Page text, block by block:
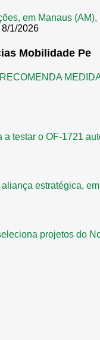
em Manaus
8/1/2026
Mobilidade Pe
a testar o OF-1721
estratégica,
projetos do